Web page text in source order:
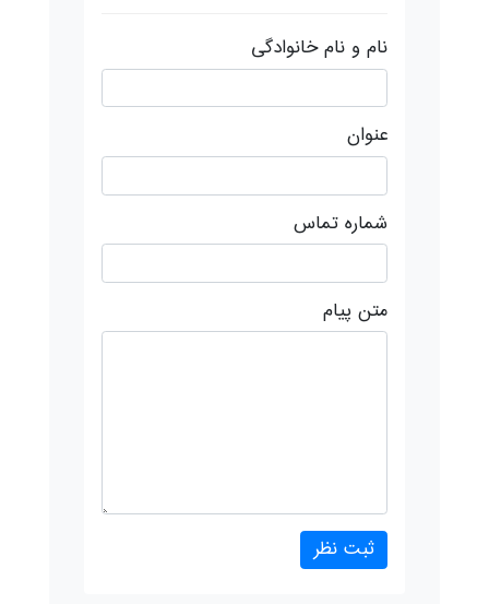
نام و نام خانوادگی
عنوان
شماره تماس
متن پیام